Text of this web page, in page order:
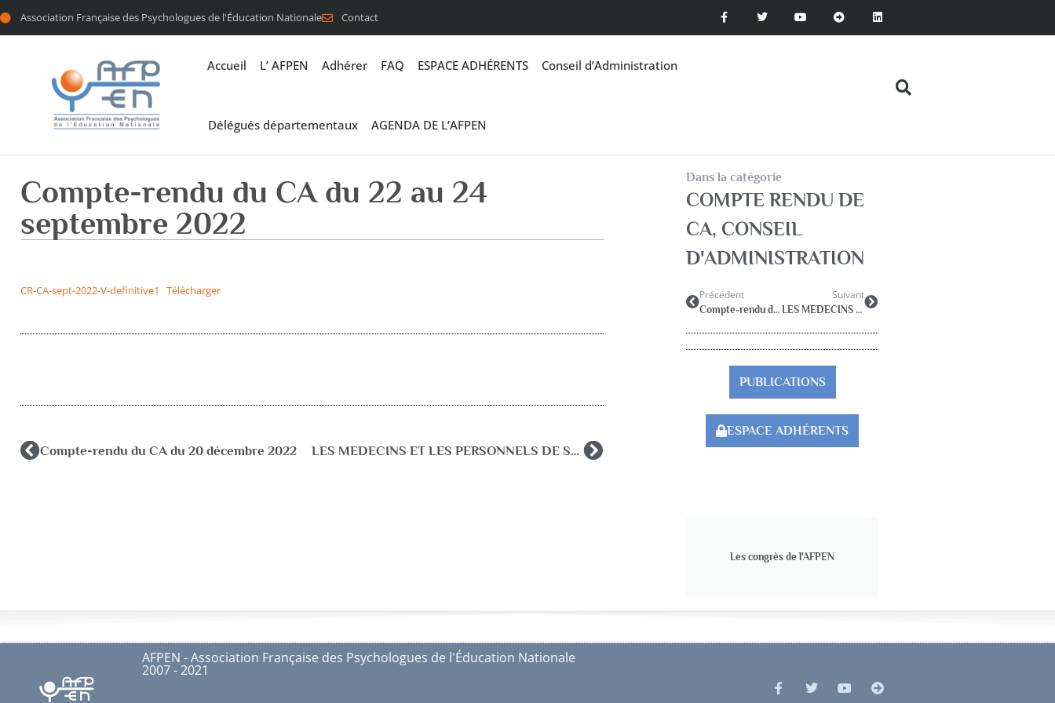
Association Française des Psychologues de l'Éducation Nationale Contact
Accueil L’ AFPEN Adhérer FAQ ESPACE ADHÉRENTS Conseil d’Administration
Délégués départementaux AGENDA DE L’AFPEN
Compte-rendu du CA du 22 au 24
septembre 2022
CR-CA-sept-2022-V-definitive1 Télécharger
Compte-rendu du CA du 20 décembre 2022 LES MEDECINS ET LES PERSONNELS DE SANTE SCOLAIRE – rapport cour des comptes avril 2020
Dans la catégorie
COMPTE RENDU DE
CA, CONSEIL
D'ADMINISTRATION
Précédent
Compte-rendu du CA du 20 décembre 2022
Suivant
LES MEDECINS ET LES PERSONNELS DE SANTE SCOLAIRE – rapport cour des comptes avril 2020
PUBLICATIONS
ESPACE ADHÉRENTS
Les congrès de l'AFPEN
AFPEN - Association Française des Psychologues de l'Éducation Nationale
2007 - 2021